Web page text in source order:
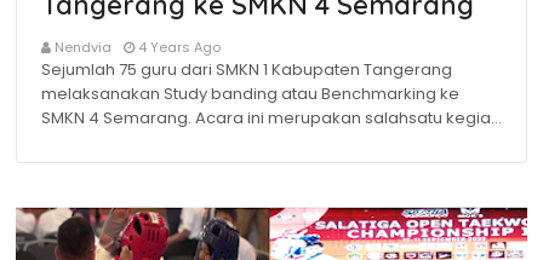
Nendvia 4 Years Ago
Sejumlah 75 guru dari SMKN 1 Kabupaten Tangerang
melaksanakan Study banding atau Benchmarking ke
SMKN 4 Semarang. Acara ini merupakan salahsatu kegia…